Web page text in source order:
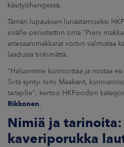
käsityöhengessä.
Tämän lupauksen lunastamiseksi
sisälle perustettiin oma "Pieni
artesaanimakkarat voitiin valmistaa
laadusta tinkimättä.
"Halusimme kunnioittaa ja nostaa
Siitä syntyi nimi Maakarit,
taitajille", kertoo HKFoodsin
Rikkonen.
Nimiä ja tarinoita:
kaveriporukka